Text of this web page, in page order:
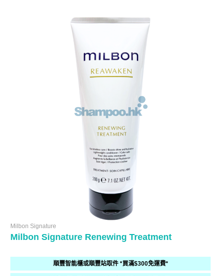
Milbon Signature
Milbon Signature Renewing Treatment
順豐智能櫃或順豐站取件 *買滿$300免運費*